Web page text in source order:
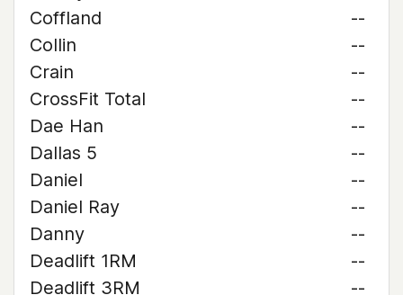
Coffland
--
Collin
--
Crain
--
CrossFit Total
--
Dae Han
--
Dallas 5
--
Daniel
--
Daniel Ray
--
Danny
--
Deadlift 1RM
--
Deadlift 3RM
--